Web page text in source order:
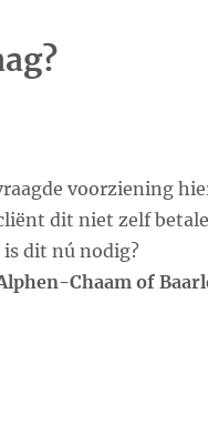
voorziening
dit niet zelf
is dit nú nodig?
Chaam of